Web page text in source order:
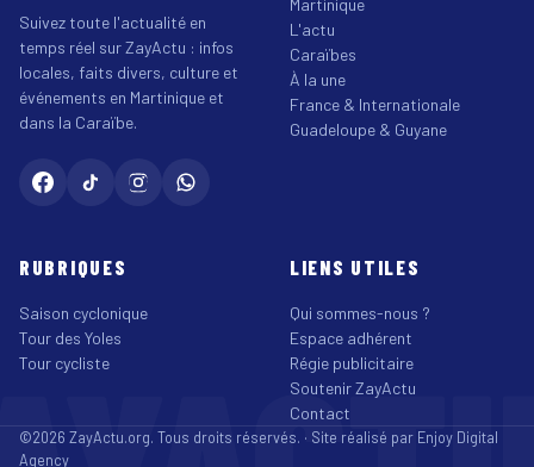
Suivez toute l'actualité en
temps réel sur ZayActu : infos
locales, faits divers, culture et
événements en Martinique et
dans la Caraïbe.
L'actu
Caraïbes
À la une
France & Internationale
Guadeloupe & Guyane
RUBRIQUES
Saison cyclonique
Tour des Yoles
Tour cycliste
LIENS UTILES
Qui sommes-nous ?
Espace adhérent
Régie publicitaire
Soutenir ZayActu
Contact
©2026 ZayActu.org. Tous droits réservés. · Site réalisé par Enjoy Digital
Agency